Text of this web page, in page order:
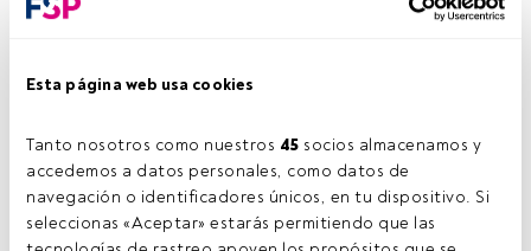
Esta página web usa cookies
Tanto nosotros como nuestros 45 socios almacenamos y
accedemos a datos personales, como datos de
navegación o identificadores únicos, en tu dispositivo. Si
seleccionas «Aceptar» estarás permitiendo que las
Tiempo lectura: